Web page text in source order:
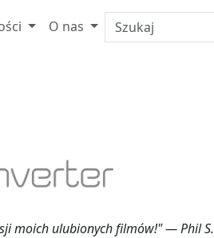
O nas
moich ulubionych filmów!" — Phil S.